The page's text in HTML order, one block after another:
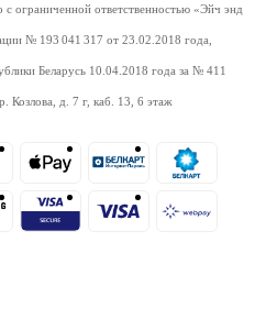
ограниченной ответственностью «Эйч энд
№ 193 041 317 от 23.02.2018 года,
Беларусь 10.04.2018 года за № 411
Козлова, д. 7 г, каб. 13, 6 этаж